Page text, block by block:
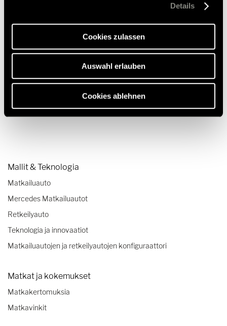
Webseite gesetzt, die für den störungsfreien Betrieb der
erforderlich sind.
Details
Cookies zulassen
Auswahl erlauben
Cookies ablehnen
RRP*689,00 €
Mallit & Teknologia
Matkailuauto
Mercedes Matkailuautot
Retkeilyauto
Teknologia ja innovaatiot
Matkailuautojen ja retkeilyautojen konfiguraattori
Matkat ja kokemukset
Matkakertomuksia
Matkavinkit